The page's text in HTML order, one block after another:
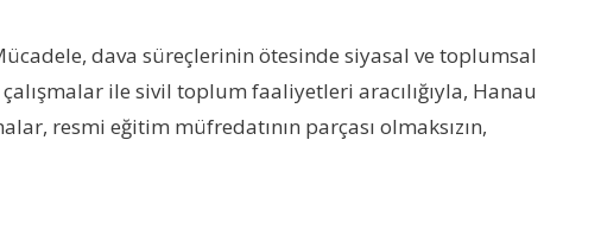
dava süreçlerinin ötesinde siyasal ve toplumsal
ile sivil toplum faaliyetleri aracılığıyla, Hanau
resmi eğitim müfredatının parçası olmaksızın,